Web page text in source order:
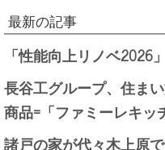
最新の記事
「性能向上リノベ2026
長谷工グループ、住ま
商品=「ファミーレキッ
諸戸の家が代々木上原